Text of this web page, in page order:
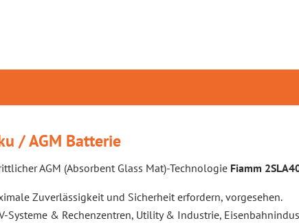
/ AGM Batterie
AGM (Absorbent Glass Mat)-Technologie Fiamm
Zuverlässigkeit und Sicherheit erfordern, vorgesehen.
Systeme & Rechenzentren, Utility & Industrie,